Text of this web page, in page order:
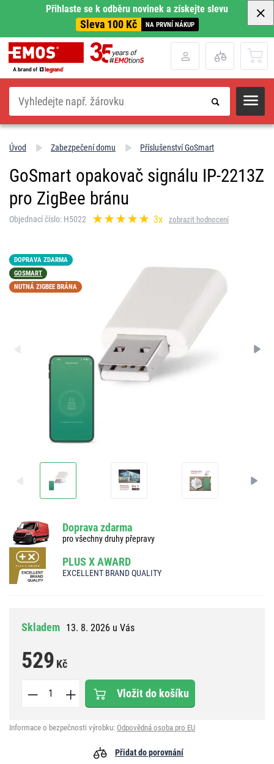
Přihlaste se k odběru novinek a získejte slevu
Sleva 100 Kč NA PRVNÍ NÁKUP
Hledat
Úvod Zabezpečení domu Příslušenství GoSmart
GoSmart opakovač signálu IP-2213Z
pro ZigBee bránu
Objednací číslo: H5022 3x zobrazit hodnocení
DOPRAVA ZDARMA
GOSMART
NUTNÁ ZIGBEE BRÁNA
Doprava zdarma
pro všechny druhy přepravy
PLUS X AWARD
EXCELLENT BRAND QUALITY
Skladem 13. 8. 2026 u Vás
529 Kč
Vložit do košíku
Informace o bezpečnosti výrobku: Odpovědná osoba pro EU
Přidat do porovnání